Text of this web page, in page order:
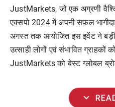
JustMarkets, जो एक अग्रणी
एक्सपो 2024 में अपनी सफ़ल
अगस्त तक आयोजित इस इवेंट ने
उत्साही लोगों एवं संभावित ग्राहकों
JustMarkets को बेस्ट ग्लोबल
expand_more